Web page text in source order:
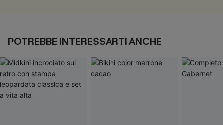
POTREBBE INTERESSARTI ANCHE